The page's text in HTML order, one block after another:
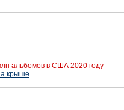
альбомов в США 2020 году
крыше